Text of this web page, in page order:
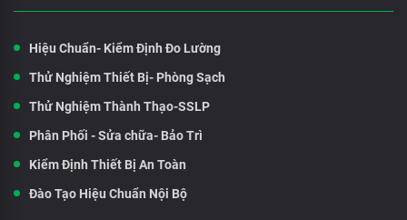
Hiệu Chuẩn- Kiểm Định Đo Lường
Thử Nghiệm Thiết Bị- Phòng Sạch
Thử Nghiệm Thành Thạo-SSLP
Phân Phối - Sửa chữa- Bảo Trì
Kiểm Định Thiết Bị An Toàn
Đào Tạo Hiệu Chuẩn Nội Bộ